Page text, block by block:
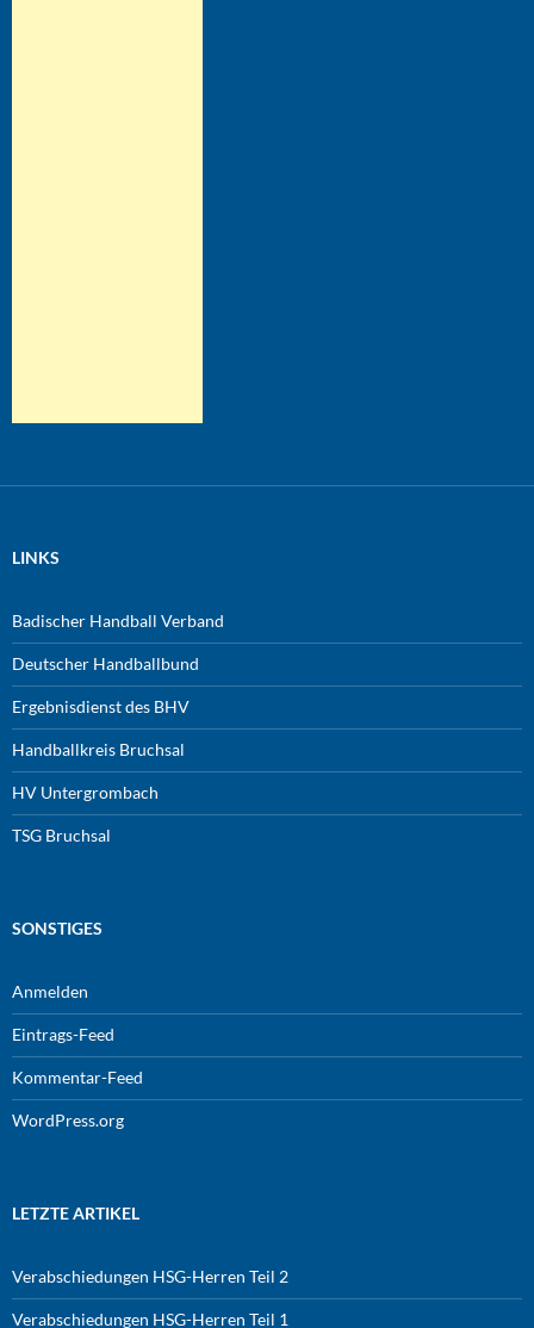
LINKS
Badischer Handball Verband
Deutscher Handballbund
Ergebnisdienst des BHV
Handballkreis Bruchsal
HV Untergrombach
TSG Bruchsal
SONSTIGES
Anmelden
Eintrags-Feed
Kommentar-Feed
WordPress.org
LETZTE ARTIKEL
Verabschiedungen HSG-Herren Teil 2
Verabschiedungen HSG-Herren Teil 1